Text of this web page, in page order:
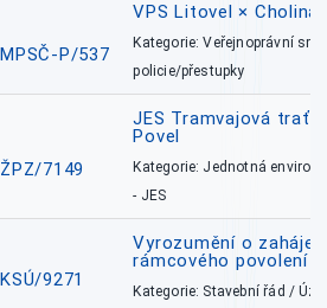
P/537
VPS Litovel ×
Kategorie: Veřejnoprávní
policie/přestupky
7149
JES Tramvajová trať
Povel
Kategorie: Jednotná
- JES
9271
Vyrozumění o
rámcového povolení
Kategorie: Stavební řád /